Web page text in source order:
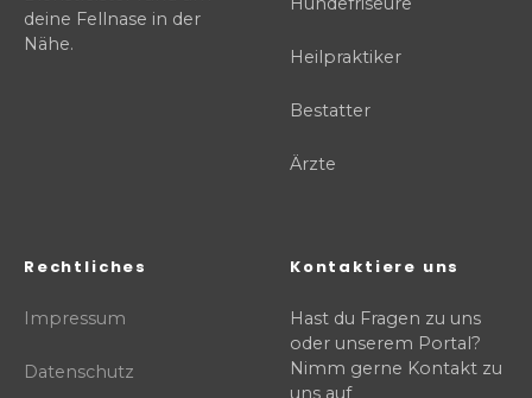
deine Fellnase in der
Nähe.
Heilpraktiker
Bestatter
Ärzte
Rechtliches
Impressum
Datenschutz
Kontaktiere uns
Hast du Fragen zu uns
oder unserem Portal?
Nimm gerne Kontakt zu
uns auf